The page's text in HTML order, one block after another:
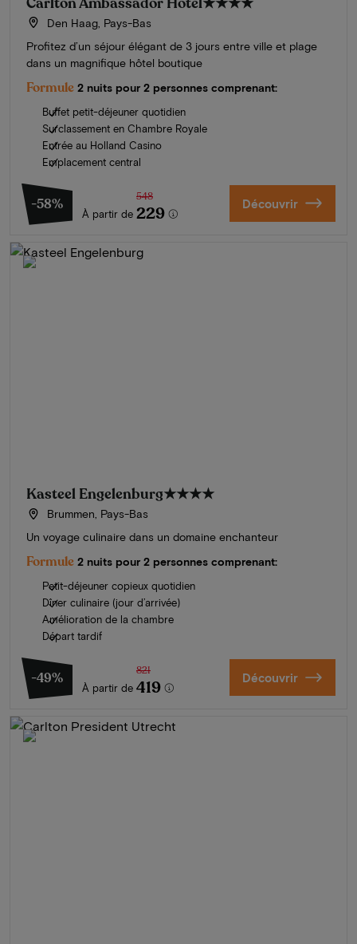
Den Haag, Pays-Bas
Profitez d’un séjour élégant de 3 jours entre ville et plage
dans un magnifique hôtel boutique
Formule 2 nuits pour 2 personnes comprenant:
Buffet petit-déjeuner quotidien
Surclassement en Chambre Royale
Entrée au Holland Casino
Emplacement central
-58%
À partir de
548
229 Découvrir
Kasteel Engelenburg★★★★
Brummen, Pays-Bas
Un voyage culinaire dans un domaine enchanteur
Formule 2 nuits pour 2 personnes comprenant:
Petit-déjeuner copieux quotidien
Dîner culinaire (jour d’arrivée)
Amélioration de la chambre
Départ tardif
-49%
À partir de
821
419 Découvrir